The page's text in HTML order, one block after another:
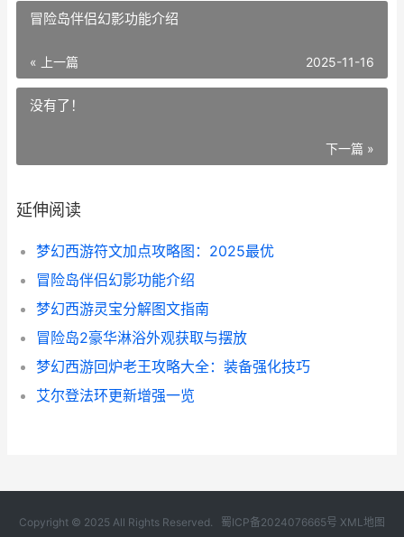
冒险岛伴侣幻影功能介绍
« 上一篇 2025-11-16
没有了！
下一篇 »
延伸阅读
梦幻西游符文加点攻略图：2025最优
冒险岛伴侣幻影功能介绍
梦幻西游灵宝分解图文指南
冒险岛2豪华淋浴外观获取与摆放
梦幻西游回炉老王攻略大全：装备强化技巧
艾尔登法环更新增强一览
Copyright © 2025 All Rights Reserved. 蜀ICP备2024076665号 XML地图